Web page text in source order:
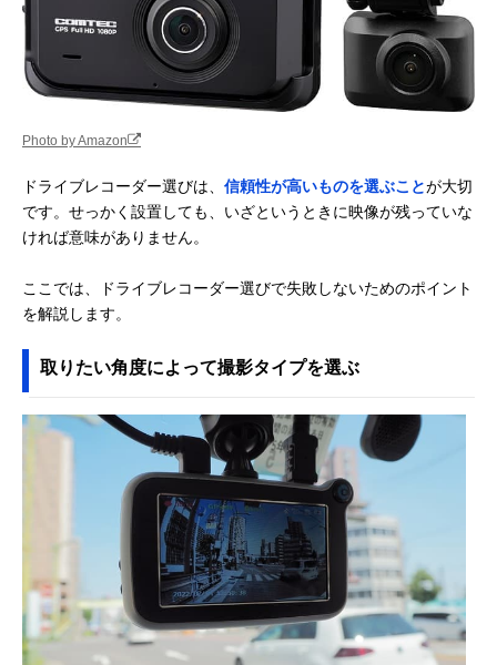
Photo by Amazon
ドライブレコーダー選びは、 信頼性が高いものを選ぶことが大切
です。せっかく設置しても、いざというときに映像が残っていな
ければ意味がありません。
ここでは、ドライブレコーダー選びで失敗しないためのポイント
を解説します。
取りたい角度によって撮影タイプを選ぶ